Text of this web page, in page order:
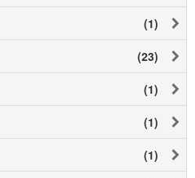
(1)
(23)
(1)
(1)
(1)